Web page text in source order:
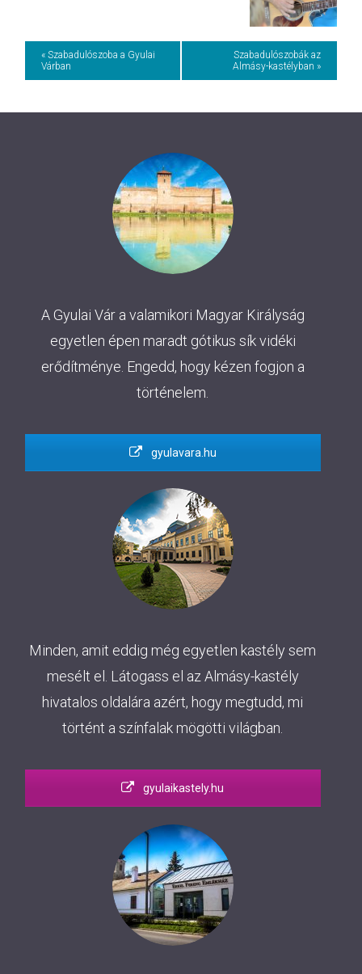
Event
Navigation
« Szabadulószoba a Gyulai
Várban
Szabadulószobák az
Almásy-kastélyban »
A Gyulai Vár a valamikori Magyar Királyság
egyetlen épen maradt gótikus sík vidéki
erődítménye. Engedd, hogy kézen fogjon a
történelem.
gyulavara.hu
Minden, amit eddig még egyetlen kastély sem
mesélt el. Látogass el az Almásy-kastély
hivatalos oldalára azért, hogy megtudd, mi
történt a színfalak mögötti világban.
gyulaikastely.hu